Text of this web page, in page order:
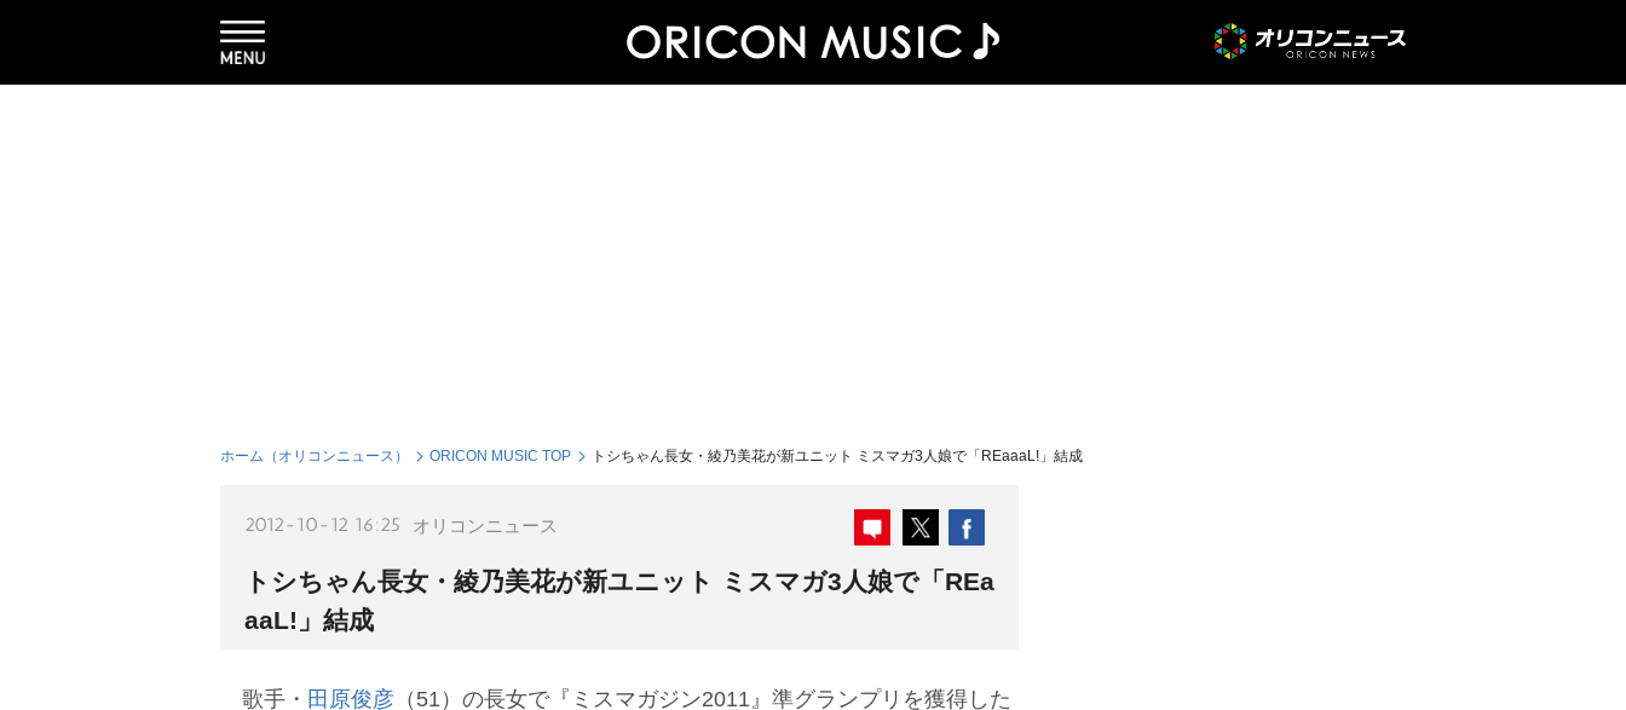
ホーム（オリコンニュース） ORICON MUSIC TOP トシちゃん長女・綾乃美花が新ユニット ミスマガ3人娘で「REaaaL!」結成
2012-10-12 16:25 オリコンニュース
トシちゃん長女・綾乃美花が新ユニット ミスマガ3人娘で「REa
aaL!」結成
歌手・ 田原俊彦 （51）の長女で『ミスマガジン2011』準グランプリを獲得した